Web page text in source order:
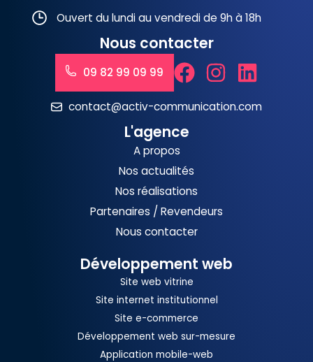
Ouvert du lundi au vendredi de 9h à 18h
Nous contacter
09 82 99 09 99
contact@activ-communication.com
L'agence
A propos
Nos actualités
Nos réalisations
Partenaires / Revendeurs
Nous contacter
Développement web
Site web vitrine
Site internet institutionnel
Site e-commerce
Développement web sur-mesure
Application mobile-web